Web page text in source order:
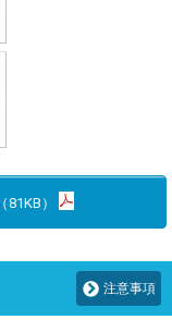
（81KB）
注意事項